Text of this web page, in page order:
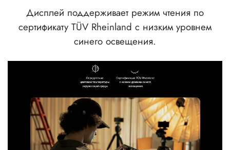
Дисплей поддерживает режим чтения по
сертификату TÜV Rheinland с низким уровнем
синего освещения.